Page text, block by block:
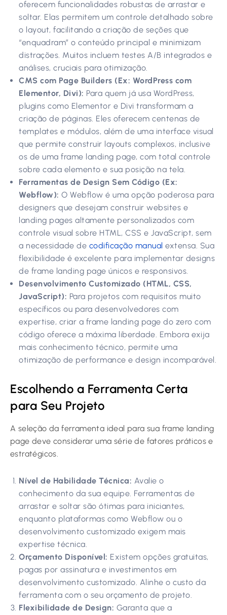
oferecem funcionalidades robustas de arrastar e
soltar. Elas permitem um controle detalhado sobre
o layout, facilitando a criação de seções que
“enquadram” o conteúdo principal e minimizam
distrações. Muitos incluem testes A/B integrados e
análises, cruciais para otimização.
CMS com Page Builders (Ex: WordPress com
Elementor, Divi): Para quem já usa WordPress,
plugins como Elementor e Divi transformam a
criação de páginas. Eles oferecem centenas de
templates e módulos, além de uma interface visual
que permite construir layouts complexos, inclusive
os de uma frame landing page, com total controle
sobre cada elemento e sua posição na tela.
Ferramentas de Design Sem Código (Ex:
Webflow): O Webflow é uma opção poderosa para
designers que desejam construir websites e
landing pages altamente personalizados com
controle visual sobre HTML, CSS e JavaScript, sem
a necessidade de codificação manual extensa. Sua
flexibilidade é excelente para implementar designs
de frame landing page únicos e responsivos.
Desenvolvimento Customizado (HTML, CSS,
JavaScript): Para projetos com requisitos muito
específicos ou para desenvolvedores com
expertise, criar a frame landing page do zero com
código oferece a máxima liberdade. Embora exija
mais conhecimento técnico, permite uma
otimização de performance e design incomparável.
Escolhendo a Ferramenta Certa
para Seu Projeto
A seleção da ferramenta ideal para sua frame landing
page deve considerar uma série de fatores práticos e
estratégicos.
Nível de Habilidade Técnica: Avalie o
conhecimento da sua equipe. Ferramentas de
arrastar e soltar são ótimas para iniciantes,
enquanto plataformas como Webflow ou o
desenvolvimento customizado exigem mais
expertise técnica.
Orçamento Disponível: Existem opções gratuitas,
pagas por assinatura e investimentos em
desenvolvimento customizado. Alinhe o custo da
ferramenta com o seu orçamento de projeto.
Flexibilidade de Design: Garanta que a